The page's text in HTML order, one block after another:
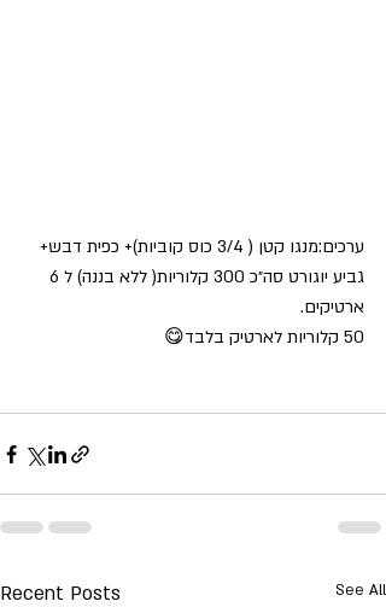
ערכים:מנגו קטן ( 3/4 כוס קוביות)+ כפית דבש+
ארטיקים.
50 קלוריות לארטיק בלבד😋
Recent Posts See All